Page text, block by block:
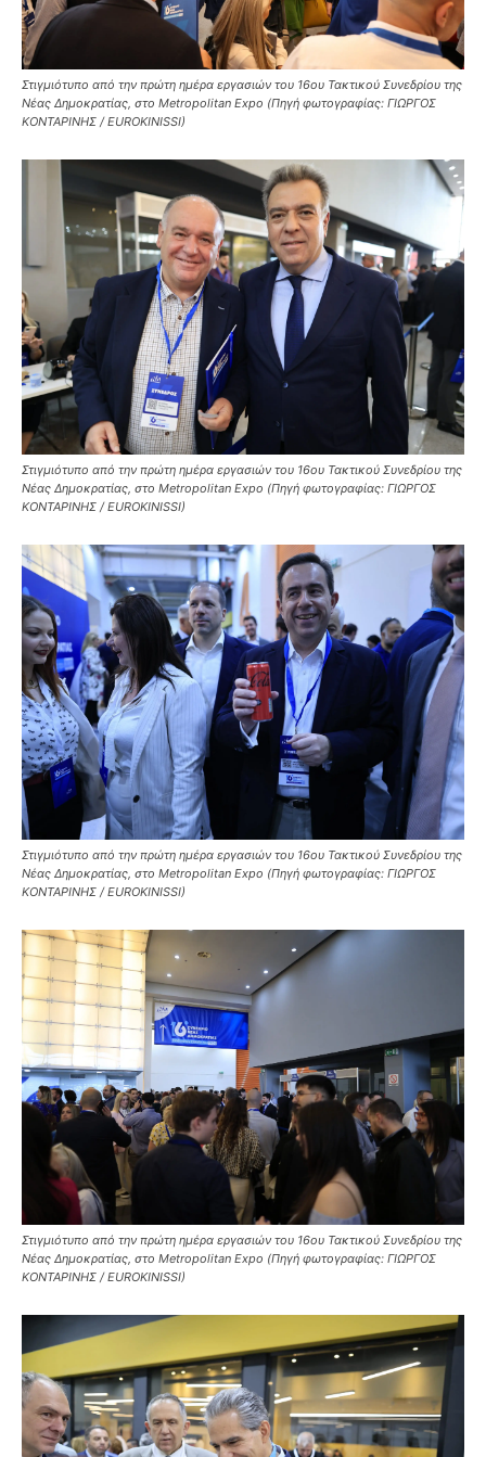
Στιγμιότυπο από την πρώτη ημέρα εργασιών του 16ου Τακτικού Συνεδρίου της
Νέας Δημοκρατίας, στο Metropolitan Expo (Πηγή φωτογραφίας: ΓΙΩΡΓΟΣ
ΚΟΝΤΑΡΙΝΗΣ / EUROKINISSI)
Στιγμιότυπο από την πρώτη ημέρα εργασιών του 16ου Τακτικού Συνεδρίου της
Νέας Δημοκρατίας, στο Metropolitan Expo (Πηγή φωτογραφίας: ΓΙΩΡΓΟΣ
ΚΟΝΤΑΡΙΝΗΣ / EUROKINISSI)
Στιγμιότυπο από την πρώτη ημέρα εργασιών του 16ου Τακτικού Συνεδρίου της
Νέας Δημοκρατίας, στο Metropolitan Expo (Πηγή φωτογραφίας: ΓΙΩΡΓΟΣ
ΚΟΝΤΑΡΙΝΗΣ / EUROKINISSI)
Στιγμιότυπο από την πρώτη ημέρα εργασιών του 16ου Τακτικού Συνεδρίου της
Νέας Δημοκρατίας, στο Metropolitan Expo (Πηγή φωτογραφίας: ΓΙΩΡΓΟΣ
ΚΟΝΤΑΡΙΝΗΣ / EUROKINISSI)